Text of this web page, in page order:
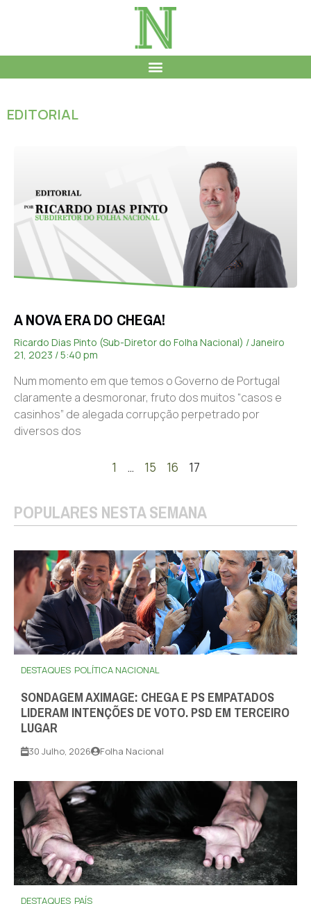
EDITORIAL
A NOVA ERA DO CHEGA!
Ricardo Dias Pinto (Sub-Diretor do Folha Nacional)
Janeiro
21, 2023
5:40 pm
Num momento em que temos o Governo de Portugal
claramente a desmoronar, fruto dos muitos “casos e
casinhos” de alegada corrupção perpetrado por
diversos dos
1 … 15 16 17
POPULARES NESTA SEMANA
DESTAQUES POLÍTICA NACIONAL
SONDAGEM AXIMAGE: CHEGA E PS EMPATADOS
LIDERAM INTENÇÕES DE VOTO. PSD EM TERCEIRO
LUGAR
30 Julho, 2026 Folha Nacional
DESTAQUES PAÍS